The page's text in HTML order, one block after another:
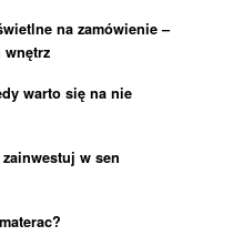
na zamówienie –
wnętrz
warto się na nie
w sen